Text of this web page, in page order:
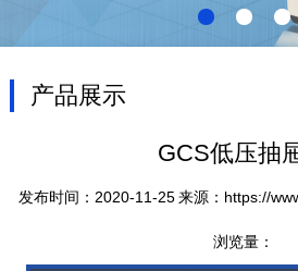
产品展示
GCS低压抽
发布时间：2020-11-25来源：https://
浏览量：